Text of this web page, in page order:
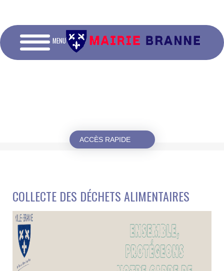
MENU
ACCÈS RAPIDE
COLLECTE DES DÉCHETS ALIMENTAIRES